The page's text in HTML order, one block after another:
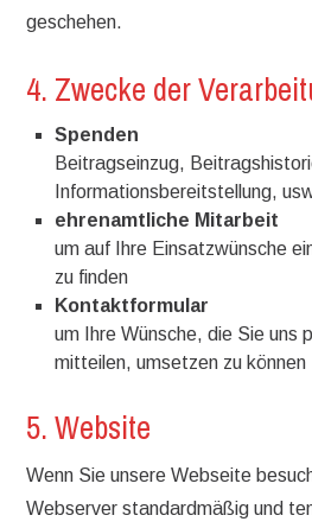
geschehen.
4. Zwecke der
Spenden
Beitragseinzug,
Informationsbereitstellung,
ehrenamtliche Mitarbeit
um auf Ihre Einsatzwünsche
zu finden
Kontaktformular
um Ihre Wünsche, die Sie uns
mitteilen, umsetzen zu können
5. Website
Wenn Sie unsere Webseite
Webserver standardmäßig und